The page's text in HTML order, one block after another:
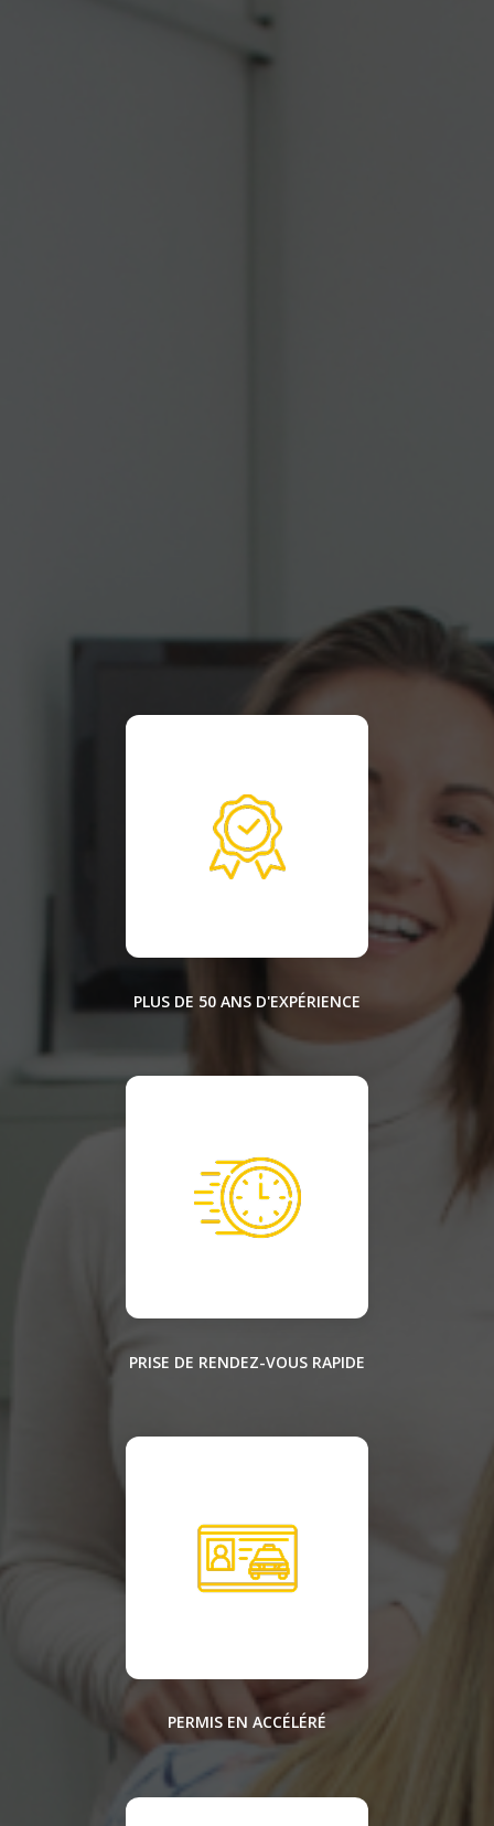
PLUS DE 50 ANS D'EXPÉRIENCE
PRISE DE RENDEZ-VOUS RAPIDE
PERMIS EN ACCÉLÉRÉ